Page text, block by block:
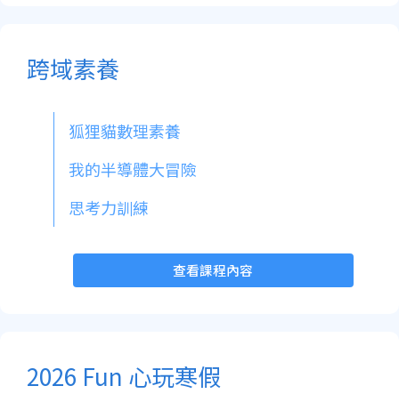
跨域素養
狐狸貓數理素養
我的半導體大冒險
思考力訓練
查看課程內容
2026 Fun 心玩寒假